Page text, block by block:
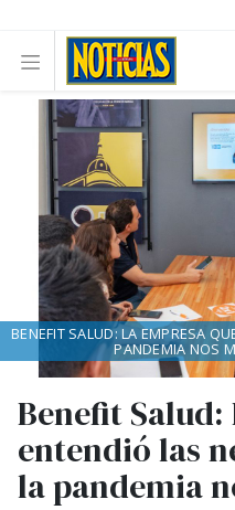
Benefit Salud:
entendió las
la pandemia
BENEFIT SALUD: LA EMPRESA
PANDEMIA NOS